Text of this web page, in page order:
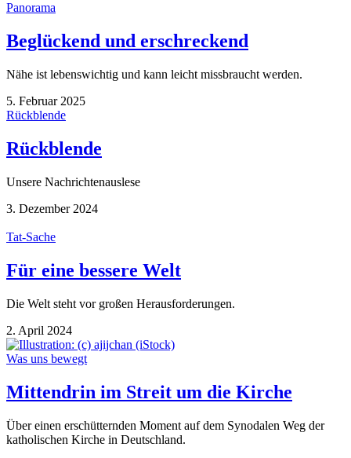
Panorama
Beglückend und erschreckend
Nähe ist lebenswichtig und kann leicht missbraucht werden.
5. Februar 2025
Rückblende
Rückblende
Unsere Nachrichtenauslese
3. Dezember 2024
Tat-Sache
Für eine bessere Welt
Die Welt steht vor großen Herausforderungen.
2. April 2024
Was uns bewegt
Mittendrin im Streit um die Kirche
Über einen erschütternden Moment auf dem Synodalen Weg der
katholischen Kirche in Deutschland.